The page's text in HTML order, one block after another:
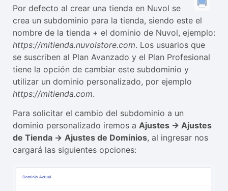
Por defecto al crear una tienda en Nuvol se
crea un subdominio para la tienda, siendo este el
nombre de la tienda + el dominio de Nuvol, ejemplo:
https://mitienda.nuvolstore.com. Los usuarios que
se suscriben al Plan Avanzado y el Plan Profesional
tiene la opción de cambiar este subdominio y
utilizar un dominio personalizado, por ejemplo
https://mitienda.com.
Para solicitar el cambio del subdominio a un
dominio personalizado iremos a Ajustes -> Ajustes
de Tienda -> Ajustes de Dominios, al ingresar nos
cargará las siguientes opciones: